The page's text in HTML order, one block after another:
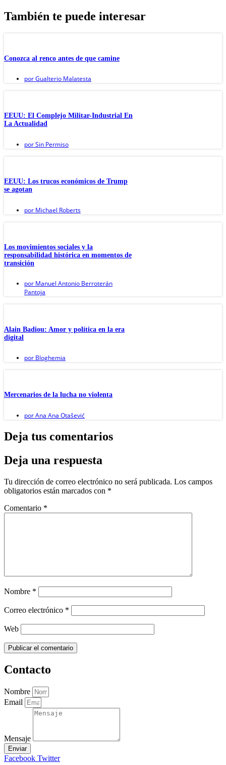
También te puede interesar
Conozca al renco antes de que camine
porGualterio Malatesta
EEUU: El Complejo Militar-Industrial En
La Actualidad
porSin Permiso
EEUU: Los trucos económicos de Trump
se agotan
por Michael Roberts
Los movimientos sociales y la
responsabilidad histórica en momentos de
transición
por Manuel Antonio Berroterán
Pantoja
Alain Badiou: Amor y política en la era
digital
por Bloghemia
Mercenarios de la lucha no violenta
porAna Ana Otašević
Deja tus comentarios
Deja una respuesta
Tu dirección de correo electrónico no será publicada. Los campos
obligatorios están marcados con *
Comentario *
Nombre *
Correo electrónico *
Web
Contacto
Nombre
Email
Mensaje
Enviar
Facebook Twitter